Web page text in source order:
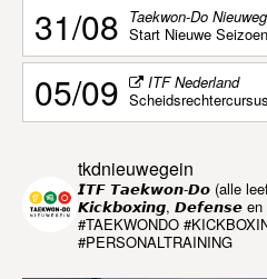
31/08 Taekwon-Do
Start Nieuwe Seizoen
05/09
ITF Nederland
tkdnieuwegein
𝙄𝙏𝙁 𝙏𝙖𝙚𝙠𝙬𝙤𝙣-𝘿𝙤 (alle
𝙆𝙞𝙘𝙠𝙗𝙤𝙭𝙞𝙣𝙜, 𝘿𝙚𝙛𝙚𝙣𝙨𝙚 en
#TAEKWONDO
#PERSONALTRAINING